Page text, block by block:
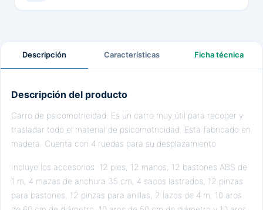
Descripción Características Ficha técnica
Descripción del producto
Carro de psicomotricidad. Es un carro muy útil para recoger y
trasladar todo el material de psicomotricidad. Esta fabricado en
madera. Cuenta con 4 ruedas para su desplazamiento.
Incluye los accesorios: 12 pies, 12 manos, 12 bastones ABS de
1 m, 4 mazas de anchura 35 cm, 4 sacos lastrados, 12 pinzas
para bastones, 12 pinzas para anillas, 2 lazos de 4 m, 10 aros